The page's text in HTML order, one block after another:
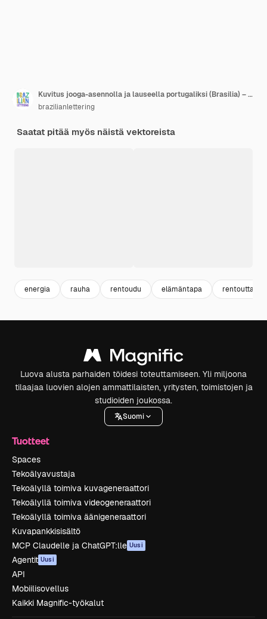
Kuvitus jooga-asennolla ja lauseella portugaliksi (Brasilia) – Käännös: Hyviä viboja aina
brazilianlettering
Saatat pitää myös näistä vektoreista
energia rauha rentoudu elämäntapa rentouttava
Luova alusta parhaiden töidesi toteuttamiseen. Yli miljoona
tilaajaa luovien alojen ammattilaisten, yritysten, toimistojen ja
studioiden joukossa.
Suomi
Tuotteet
Spaces
Tekoälyavustaja
Tekoälyllä toimiva kuvageneraattori
Tekoälyllä toimiva videogeneraattori
Tekoälyllä toimiva äänigeneraattori
Kuvapankkisisältö
MCP Claudelle ja ChatGPT:lle Uusi
Agentit Uusi
API
Mobiilisovellus
Kaikki Magnific-työkalut